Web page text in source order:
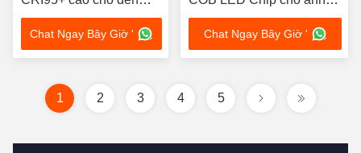
sân khấu 30-34V
Chat Ngay Bây Giờ '
sáng sân khấu
Chat Ngay Bây Giờ '
1 2 3 4 5